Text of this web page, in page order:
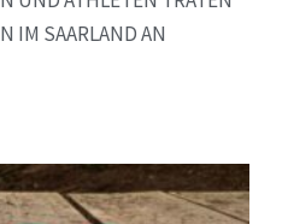
IM SAARLAND AN